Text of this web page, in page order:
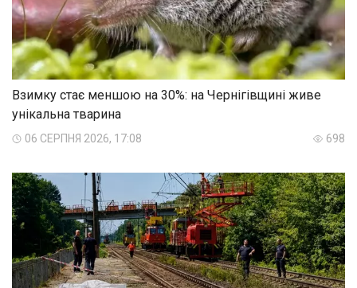
Взимку стає меншою на 30%: на Чернігівщині живе
унікальна тварина
06 СЕРПНЯ 2026, 17:08 698